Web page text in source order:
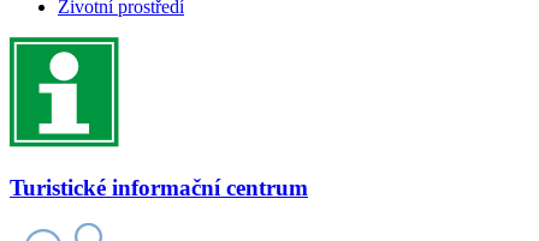
Životní prostředí
Turistické informační centrum